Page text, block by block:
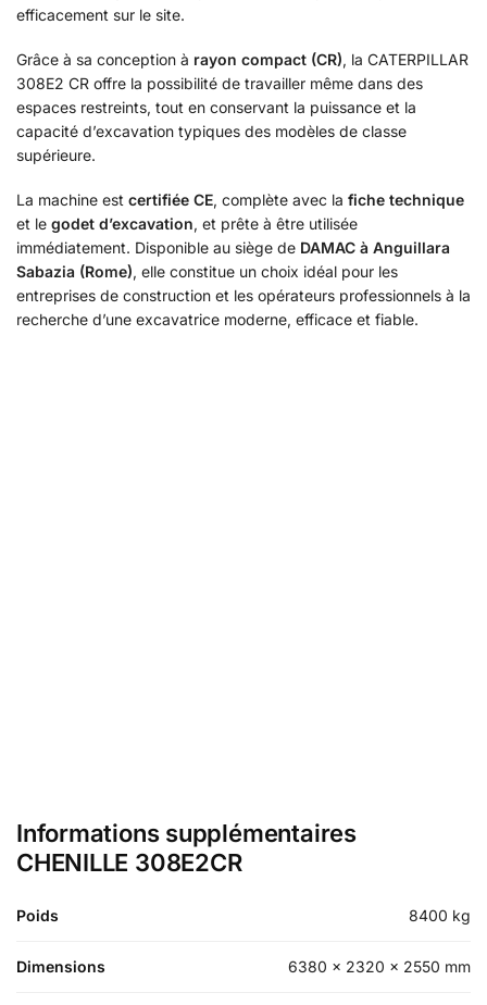
efficacement sur le site.
Grâce à sa conception à rayon compact (CR), la CATERPILLAR
308E2 CR offre la possibilité de travailler même dans des
espaces restreints, tout en conservant la puissance et la
capacité d’excavation typiques des modèles de classe
supérieure.
La machine est certifiée CE, complète avec la fiche technique
et le godet d’excavation, et prête à être utilisée
immédiatement. Disponible au siège de DAMAC à Anguillara
Sabazia (Rome), elle constitue un choix idéal pour les
entreprises de construction et les opérateurs professionnels à la
recherche d’une excavatrice moderne, efficace et fiable.
Informations supplémentaires
CHENILLE 308E2CR
Poids 8400 kg
Dimensions 6380 × 2320 × 2550 mm